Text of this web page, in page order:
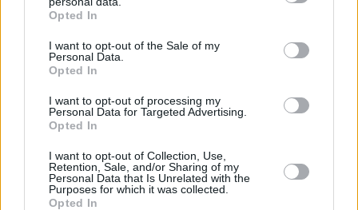
grant or deny consent to Google and its third-party tags to
use your data for below specified purposes in below Google
consent section.
Opted In
I want to opt-out of the Sale of my
Personal Data.
Opted In
I want to opt-out of processing my
Personal Data for Targeted Advertising.
Opted In
I want to opt-out of Collection, Use,
Retention, Sale, and/or Sharing of my
Personal Data that Is Unrelated with the
Purposes for which it was collected.
Opted In
Κυριάκος Μητσοτάκης: Το πρώτο μου και το
αγαπημένο μου αυτοκίνητο
07.08.2026, 19:39